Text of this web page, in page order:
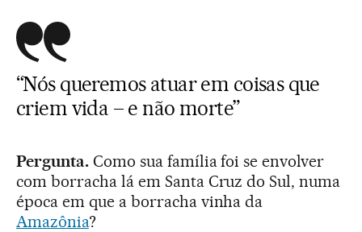
“Nós queremos atuar em coisas que
criem vida – e não morte”
Pergunta. Como sua família foi se envolver
com borracha lá em Santa Cruz do Sul, numa
época em que a borracha vinha da
Amazônia?